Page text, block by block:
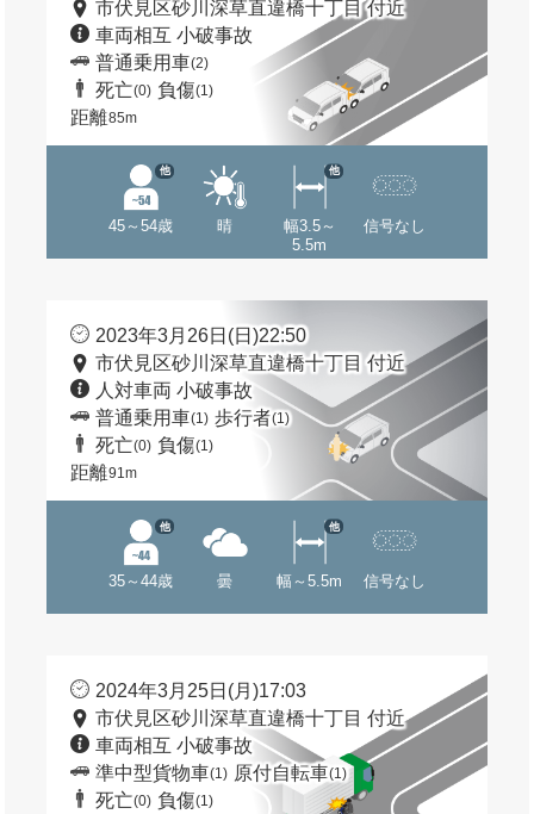
市伏見区砂川深草直違橋十丁目 付近
車両相互 小破事故
普通乗用車(2)
死亡(0) 負傷(1)
距離85m
45～54歳
他
晴
幅3.5～
5.5m
他
信号なし
2023年3月26日(日)22:50
市伏見区砂川深草直違橋十丁目 付近
人対車両 小破事故
普通乗用車(1) 歩行者(1)
死亡(0) 負傷(1)
距離91m
35～44歳
他
曇 幅～5.5m
他
信号なし
2024年3月25日(月)17:03
市伏見区砂川深草直違橋十丁目 付近
車両相互 小破事故
準中型貨物車(1) 原付自転車(1)
死亡(0) 負傷(1)